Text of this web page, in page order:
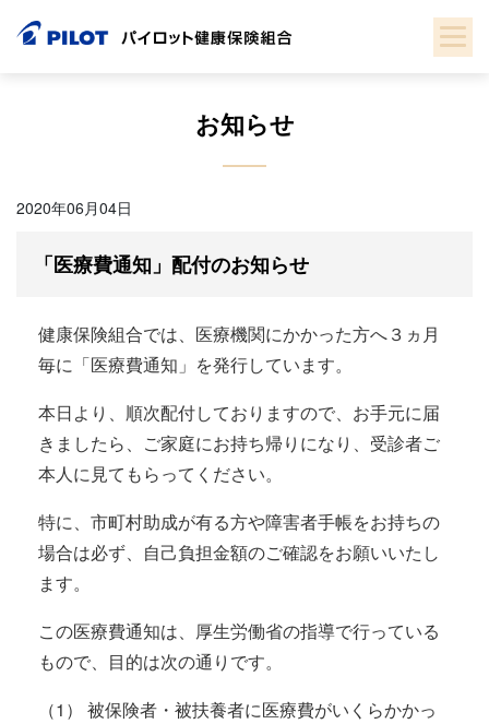
お知らせ
2020年06月04日
「医療費通知」配付のお知らせ
健康保険組合では、医療機関にかかった方へ３ヵ月
毎に「医療費通知」を発行しています。
本日より、順次配付しておりますので、お手元に届
きましたら、ご家庭にお持ち帰りになり、受診者ご
本人に見てもらってください。
特に、市町村助成が有る方や障害者手帳をお持ちの
場合は必ず、自己負担金額のご確認をお願いいたし
ます。
この医療費通知は、厚生労働省の指導で行っている
もので、目的は次の通りです。
（1） 被保険者・被扶養者に医療費がいくらかかっ